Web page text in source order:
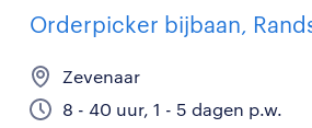
Orderpicker bijbaan,
Zevenaar
8 - 40 uur, 1 - 5 dagen p.w.